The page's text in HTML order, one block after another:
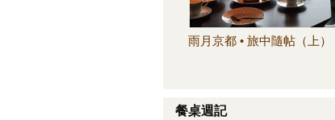
雨月京都 • 旅中隨帖（上）
餐桌週記